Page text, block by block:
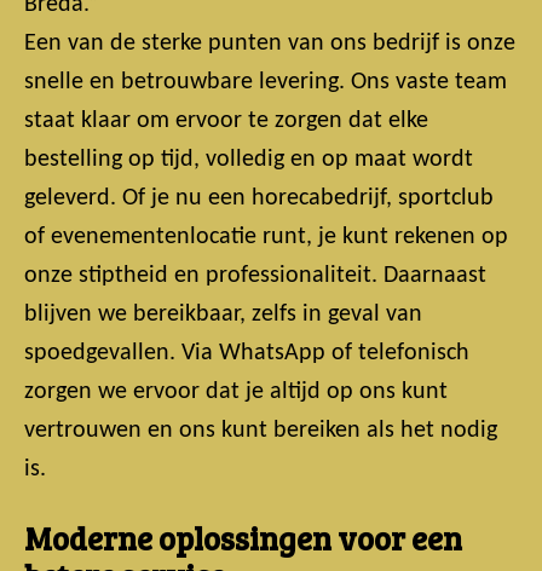
Een van de sterke punten van ons bedrijf is onze
snelle en betrouwbare levering. Ons vaste team
staat klaar om ervoor te zorgen dat elke
bestelling op tijd, volledig en op maat wordt
geleverd. Of je nu een horecabedrijf, sportclub
of evenementenlocatie runt, je kunt rekenen op
onze stiptheid en professionaliteit. Daarnaast
blijven we bereikbaar, zelfs in geval van
spoedgevallen. Via WhatsApp of telefonisch
zorgen we ervoor dat je altijd op ons kunt
vertrouwen en ons kunt bereiken als het nodig
is.
Moderne oplossingen voor een